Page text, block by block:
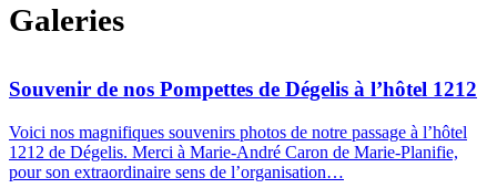
Galeries
Souvenir de nos Pompettes de Dégelis à l’hôtel 1212
Voici nos magnifiques souvenirs photos de notre passage à l’hôtel
1212 de Dégelis. Merci à Marie-André Caron de Marie-Planifie,
pour son extraordinaire sens de l’organisation…